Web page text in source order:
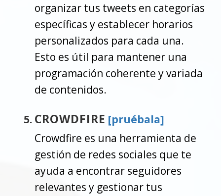
organizar tus tweets en categorías
específicas y establecer horarios
personalizados para cada una.
Esto es útil para mantener una
programación coherente y variada
de contenidos.
CROWDFIRE [pruébala]
Crowdfire es una herramienta de
gestión de redes sociales que te
ayuda a encontrar seguidores
relevantes y gestionar tus